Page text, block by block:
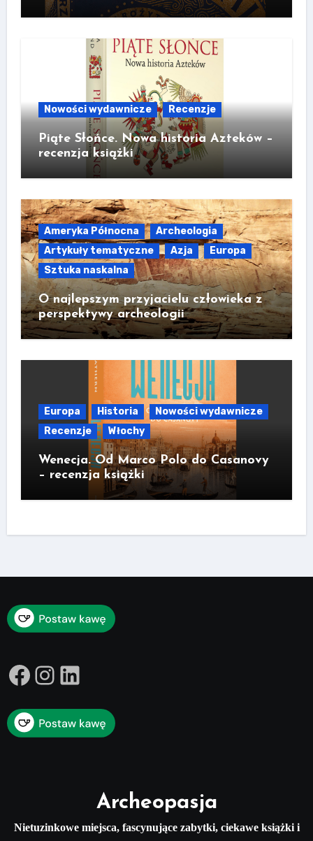
Nowości wydawnicze Recenzje
Piąte Słońce. Nowa historia Azteków –
recenzja książki
Ameryka Północna
Archeologia
Artykuły tematyczne
Azja
Europa
Sztuka naskalna
O najlepszym przyjacielu człowieka z
perspektywy archeologii
Europa Historia
Nowości wydawnicze
Recenzje
Włochy
Wenecja. Od Marco Polo do Casanovy
– recenzja książki
Facebook
Instagram
LinkedIn
Archeopasja
Nietuzinkowe miejsca, fascynujące zabytki, ciekawe książki i